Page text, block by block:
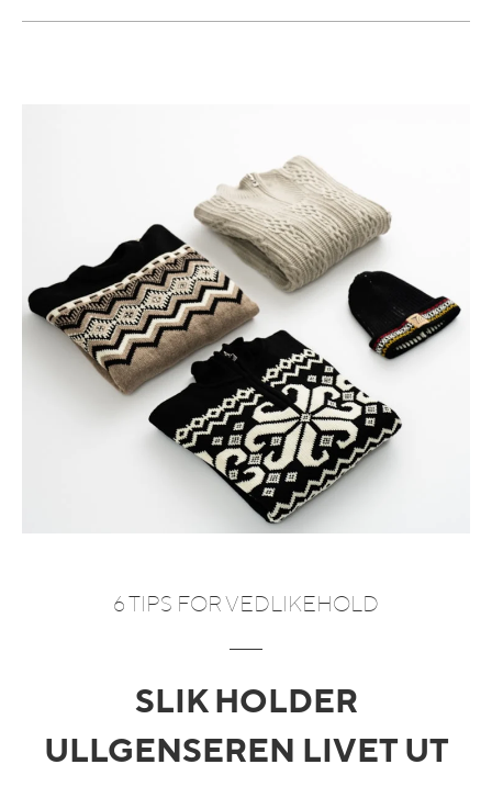
6 TIPS FOR VEDLIKEHOLD
SLIK HOLDER
ULLGENSEREN LIVET UT